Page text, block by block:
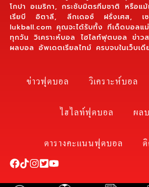
โกปา อเมริกา, กระชับมิตรทีมชาติ หรือแ
เรียบี อิตาลี, ลีกเดอซ์ ฝรั่งเศส,
lukball.com คุณจะได้รับทั้ง ทีเด็ดบอล
ทุกวัน วิเคราะห์บอล ไฮไลท์ฟุตบอล ข่าว
ผลบอล อัพเดตเรียลไทม์ ครบจบในเว็บเ
ข่าวฟุตบอล วิเคราะห์บอล
ไฮไลท์ฟุตบอล
ผล
ตารางคะแนนฟุตบอล